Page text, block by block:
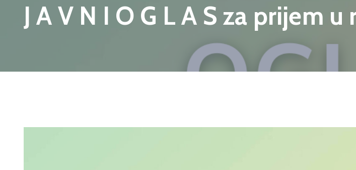
J A V N I O G L A S za prijem